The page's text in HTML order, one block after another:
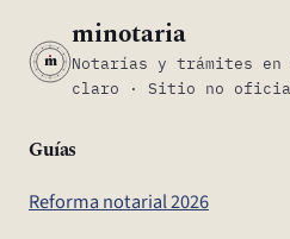
m
minotaria
Notarías y trámites
claro · Sitio no
Guías
Reforma notarial 2026